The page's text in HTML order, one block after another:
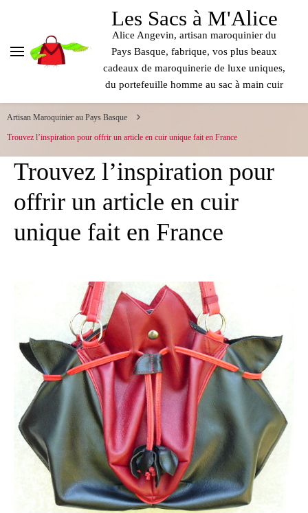
Les Sacs à M'Alice
Alice Angevin, artisan maroquinier du
Pays Basque, fabrique, vos plus beaux
cadeaux de maroquinerie de luxe uniques,
du portefeuille homme au sac à main cuir
Artisan Maroquinier au Pays Basque
Trouvez l’inspiration pour offrir un article en cuir unique fait en France
Trouvez l’inspiration pour
offrir un article en cuir
unique fait en France